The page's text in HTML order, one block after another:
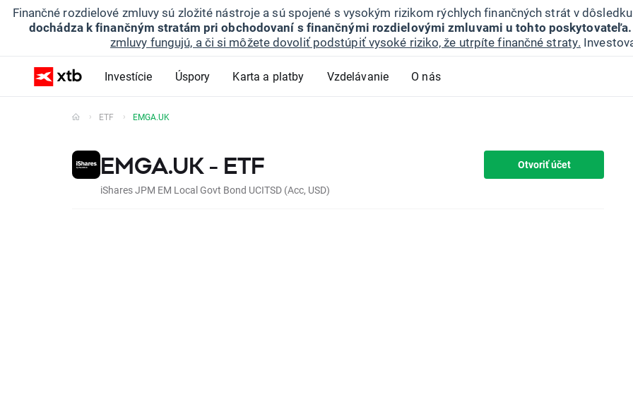
Finančné rozdielové zmluvy sú zložité nástroje a sú spojené s vysokým rizikom rýchlych finančných strát v
dochádza k finančným stratám pri obchodovaní s finančnými rozdielovými zmluvami u tohto poskytovateľa.
zmluvy fungujú, a či si môžete dovoliť podstúpiť vysoké riziko, že utrpíte finančné straty.
Investície Úspory Karta a platby Vzdelávanie O nás
ETF EMGA.UK
EMGA.UK - ETF
iShares JPM EM Local Govt Bond UCITSD (Acc, USD)
Otvoriť účet